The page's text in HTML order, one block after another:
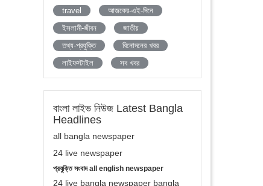
travel
আজকের-এই-দিনে
ইসলামী-জীবন
জাতীয়
তথ্য-প্রযুক্তি
বিনোদনের খবর
লাইফস্টাইল
সব খবর
বাংলা লাইভ নিউজ Latest Bangla
Headlines
all bangla newspaper
24 live newspaper
প্রযুক্তি সংবাদ all english newspaper
24 live bangla newspaper bangla